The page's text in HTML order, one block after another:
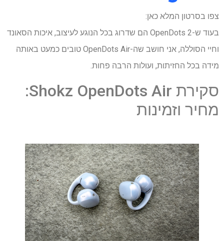
צפו בסרטון המלא כאן:
בעוד ש-OpenDots 2 הם שדרוג בכל הנוגע לעיצוב, איכות הסאונד
וחיי הסוללה, אני חושב שה-OpenDots Air טובים כמעט באותה
מידה בכל החזיתות, ועולות הרבה פחות.
סקירת Shokz OpenDots Air:
מחיר וזמינות